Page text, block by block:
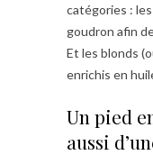
catégories :
goudron afin
Et les blonds
enrichis en
Un pied
aussi